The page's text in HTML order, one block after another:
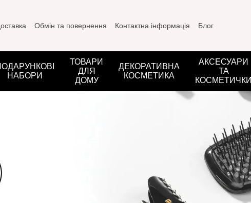
Обмін та повернення Контактна інформація Блог
НАБОРИ
ТОВАРИ
ДЛЯ
ДОМУ
ДЕКОРАТИВНА
КОСМЕТИКА
АКСЕСУАРИ
ТА
КОСМЕТИЧКИ